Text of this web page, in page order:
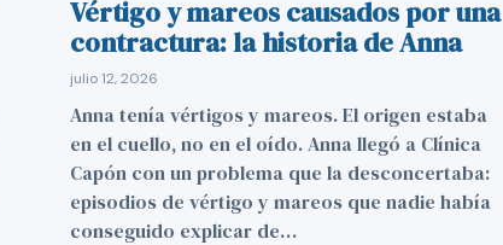
Vértigo y mareos causados por una
contractura: la historia de Anna
julio 12, 2026
Anna tenía vértigos y mareos. El origen estaba
en el cuello, no en el oído. Anna llegó a Clínica
Capón con un problema que la desconcertaba:
episodios de vértigo y mareos que nadie había
conseguido explicar de…